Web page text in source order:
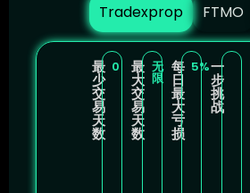
Tradexprop FTMO
最
少
交
易
天
数
0 最
大
交
易
天
数
无
限
每
日
最
大
亏
损
5%一
步
挑
战